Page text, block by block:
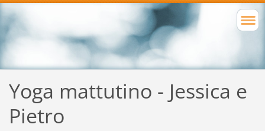
Yoga mattutino - Jessica e
Pietro